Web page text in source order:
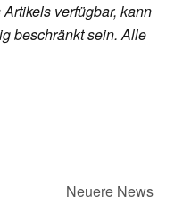
verfügbar, kann
beschränkt sein. Alle
Neuere News